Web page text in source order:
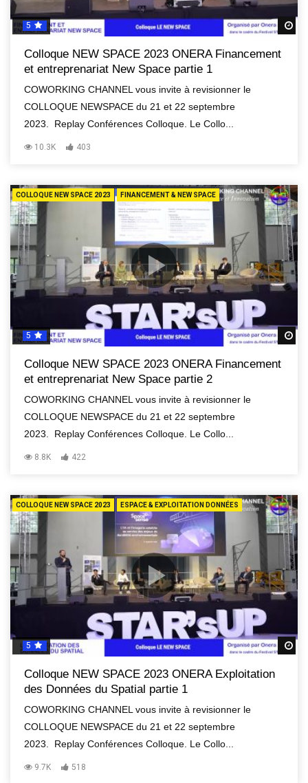
5
Colloque NEW SPACE 2023 ONERA Financement
et entreprenariat New Space partie 1
COWORKING CHANNEL vous invite à revisionner le
COLLOQUE NEWSPACE du 21 et 22 septembre
2023. Replay Conférences Colloque. Le Collo...
10.3K 403
COLLOQUE NEW SPACE 2023 FINANCEMENT & NEW SPACE
5
Colloque NEW SPACE 2023 ONERA Financement
et entreprenariat New Space partie 2
COWORKING CHANNEL vous invite à revisionner le
COLLOQUE NEWSPACE du 21 et 22 septembre
2023. Replay Conférences Colloque. Le Collo...
8.8K 422
COLLOQUE NEW SPACE 2023 ESPACE & EXPLOITATION DONNÉES
5
Colloque NEW SPACE 2023 ONERA Exploitation
des Données du Spatial partie 1
COWORKING CHANNEL vous invite à revisionner le
COLLOQUE NEWSPACE du 21 et 22 septembre
2023. Replay Conférences Colloque. Le Collo...
9.7K 518